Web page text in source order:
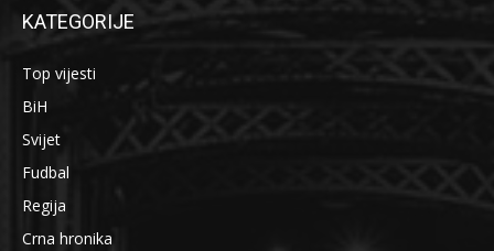
KATEGORIJE
Top vijesti
BiH
Svijet
Fudbal
Regija
Crna hronika